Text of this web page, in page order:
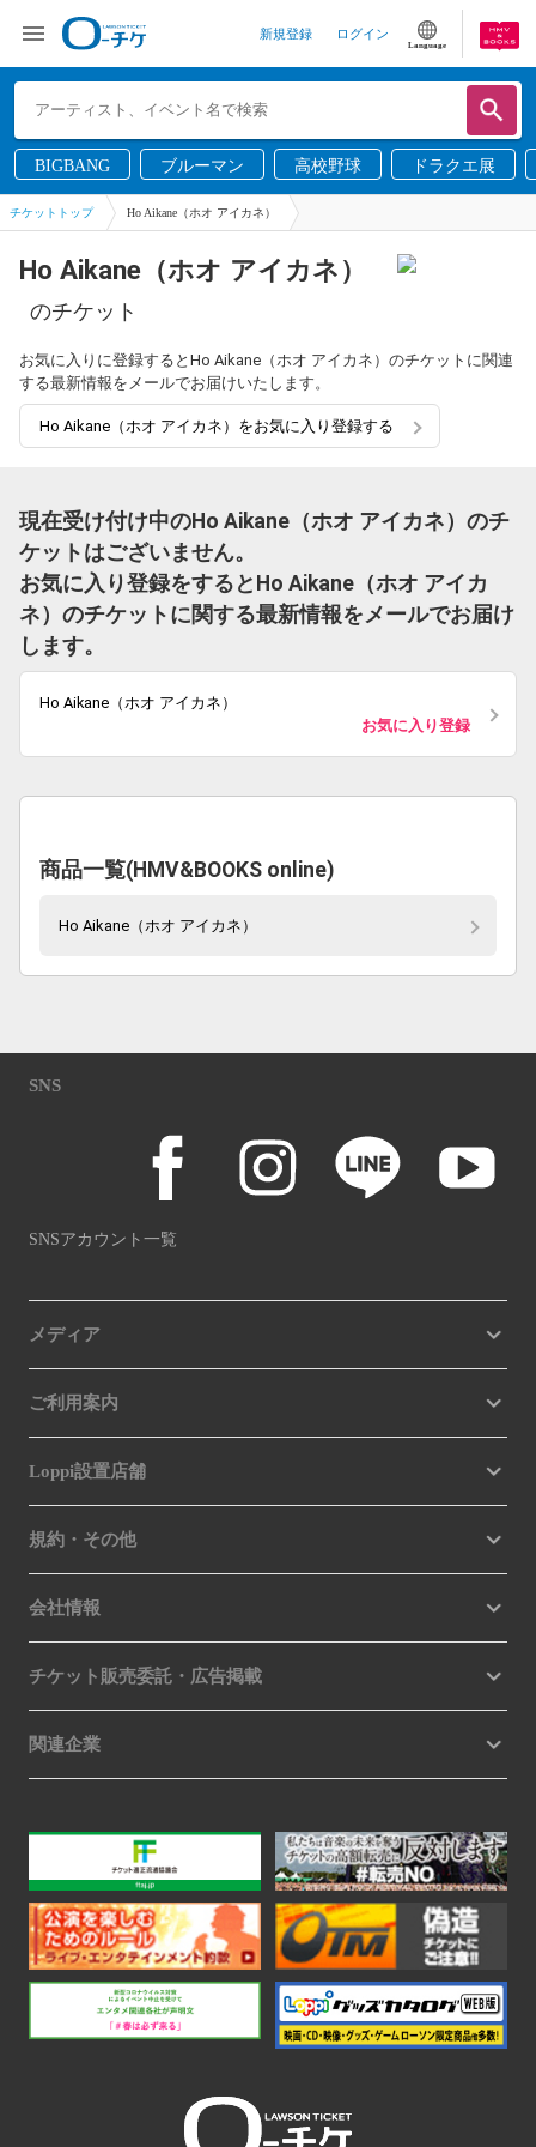
新規登録 ログイン
Language
BIGBANG ブルーマン 高校野球 ドラクエ展
チケットトップ Ho Aikane（ホオ アイカネ）
Ho Aikane（ホオ アイカネ）
のチケット
お気に入りに登録するとHo Aikane（ホオ アイカネ）のチケットに関連
する最新情報をメールでお届けいたします。
Ho Aikane（ホオ アイカネ）をお気に入り登録する
現在受け付け中のHo Aikane（ホオ アイカネ）のチ
ケットはございません。
お気に入り登録をするとHo Aikane（ホオ アイカ
ネ）のチケットに関する最新情報をメールでお届け
します。
Ho Aikane（ホオ アイカネ）
お気に入り登録
商品一覧(HMV&BOOKS online)
Ho Aikane（ホオ アイカネ）
SNS
SNSアカウント一覧
メディア
ご利用案内
Loppi設置店舗
規約・その他
会社情報
チケット販売委託・広告掲載
関連企業